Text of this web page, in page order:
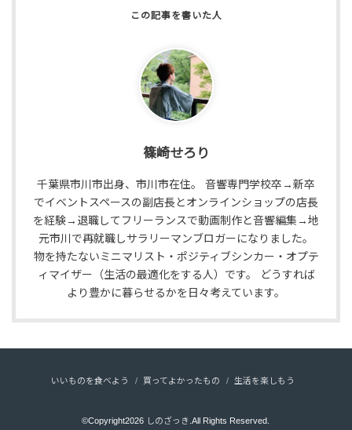
篠崎せろり
千葉県市川市出身、市川市在住。 音響専門学校卒→新卒
でイベントスペースの副店長とオンラインショップの店長
を経験→退職してフリーランスで動画制作と音響編集→地
元市川で再就職しサラリーマンブロガーになりました。
物を持たないミニマリスト・ポジティブシンカー・オプテ
ィマイザー（生活の最適化をする人）です。 どうすれば
より豊かに暮らせるかを日々考えています。
いいものを食べよう 買ってよかったもの 生活を楽しもう
©Copyright2026 しのざっき .All Rights Reserved.